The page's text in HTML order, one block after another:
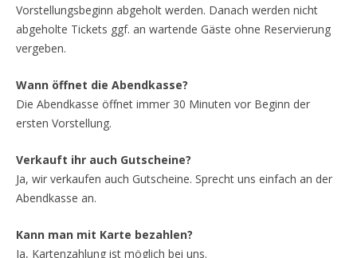
Vorstellungsbeginn abgeholt werden. Danach werden nicht
abgeholte Tickets ggf. an wartende Gäste ohne Reservierung
vergeben.
Wann öffnet die Abendkasse?
Die Abendkasse öffnet immer 30 Minuten vor Beginn der
ersten Vorstellung.
Verkauft ihr auch Gutscheine?
Ja, wir verkaufen auch Gutscheine. Sprecht uns einfach an der
Abendkasse an.
Kann man mit Karte bezahlen?
Ja, Kartenzahlung ist möglich bei uns.